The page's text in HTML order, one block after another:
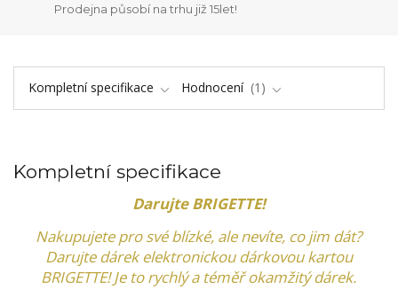
Prodejna působí na trhu již 15let!
Kompletní specifikace Hodnocení 1
Kompletní specifikace
Darujte BRIGETTE!
Nakupujete pro své blízké, ​​ale nevíte, co jim dát?
Darujte dárek elektronickou dárkovou kartou
BRIGETTE! Je to rychlý a téměř okamžitý dárek.